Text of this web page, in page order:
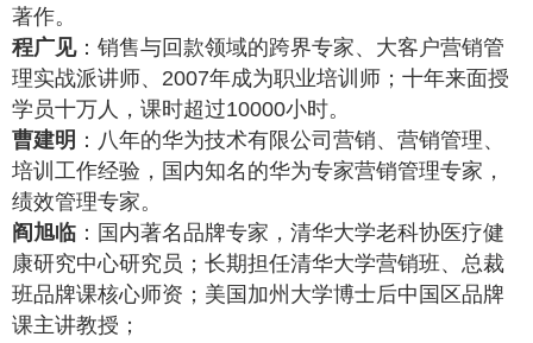
著作。
程广见：销售与回款领域的跨界专家、大客户营销管
理实战派讲师、2007年成为职业培训师；十年来面授
学员十万人，课时超过10000小时。
曹建明 ：八年的华为技术有限公司营销、营销管理、
培训工作经验，国内知名的华为专家营销管理专家，
绩效管理专家。
阎旭临 ：国内著名品牌专家，清华大学老科协医疗健
康研究中心研究员；长期担任清华大学营销班、总裁
班品牌课核心师资；美国加州大学博士后中国区品牌
课主讲教授；